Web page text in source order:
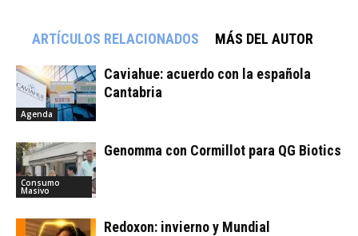
ARTÍCULOS RELACIONADOS MÁS DEL AUTOR
Agenda
Caviahue: acuerdo con la española
Cantabria
Consumo
Masivo
Genomma con Cormillot para QG Biotics
Redoxon: invierno y Mundial